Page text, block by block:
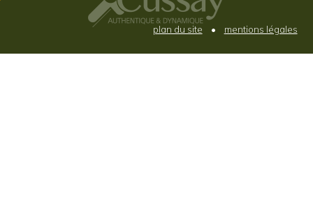
plan du site • mentions légales